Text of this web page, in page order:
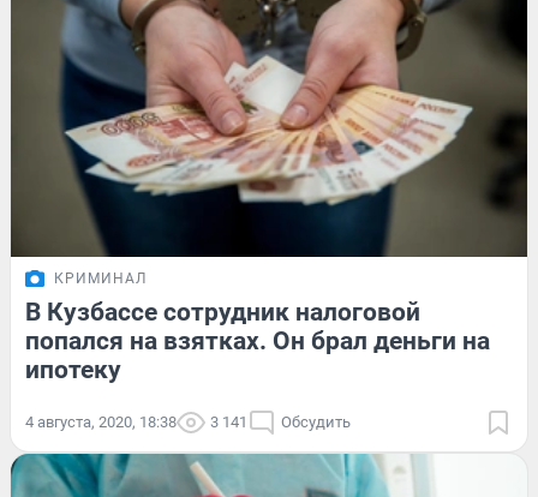
КРИМИНАЛ
В Кузбассе сотрудник налоговой
попался на взятках. Он брал деньги на
ипотеку
4 августа, 2020, 18:38 3 141 Обсудить